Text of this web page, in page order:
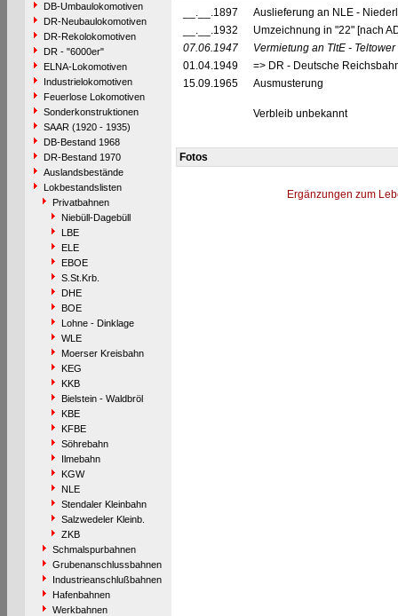
DB-Umbaulokomotiven
DR-Neubaulokomotiven
DR-Rekolokomotiven
DR - "6000er"
ELNA-Lokomotiven
Industrielokomotiven
Feuerlose Lokomotiven
Sonderkonstruktionen
SAAR (1920 - 1935)
DB-Bestand 1968
DR-Bestand 1970
Auslandsbestände
Lokbestandslisten
Privatbahnen
Niebüll-Dagebüll
LBE
ELE
EBOE
S.St.Krb.
DHE
BOE
Lohne - Dinklage
WLE
Moerser Kreisbahn
KEG
KKB
Bielstein - Waldbröl
KBE
KFBE
Söhrebahn
Ilmebahn
KGW
NLE
Stendaler Kleinbahn
Salzwedeler Kleinb.
ZKB
Schmalspurbahnen
Grubenanschlussbahnen
Industrieanschlußbahnen
Hafenbahnen
Werkbahnen
__.__.1897
Auslieferung an NLE -
__.__.1932
Umzeichnung in "22" [nach
07.06.1947
Vermietung an TltE -
01.04.1949
=> DR - Deutsche
15.09.1965
Ausmusterung
Verbleib unbekannt
Fotos
Ergänzungen zum